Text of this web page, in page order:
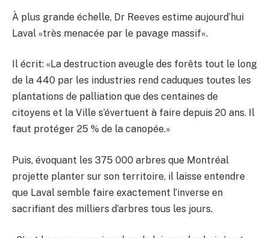
À plus grande échelle, Dr Reeves estime aujourd’hui
Laval «très menacée par le pavage massif».
Il écrit: «La destruction aveugle des forêts tout le long
de la 440 par les industries rend caduques toutes les
plantations de palliation que des centaines de
citoyens et la Ville s’évertuent à faire depuis 20 ans. Il
faut protéger 25 % de la canopée.»
Puis, évoquant les 375 000 arbres que Montréal
projette planter sur son territoire, il laisse entendre
que Laval semble faire exactement l’inverse en
sacrifiant des milliers d’arbres tous les jours.